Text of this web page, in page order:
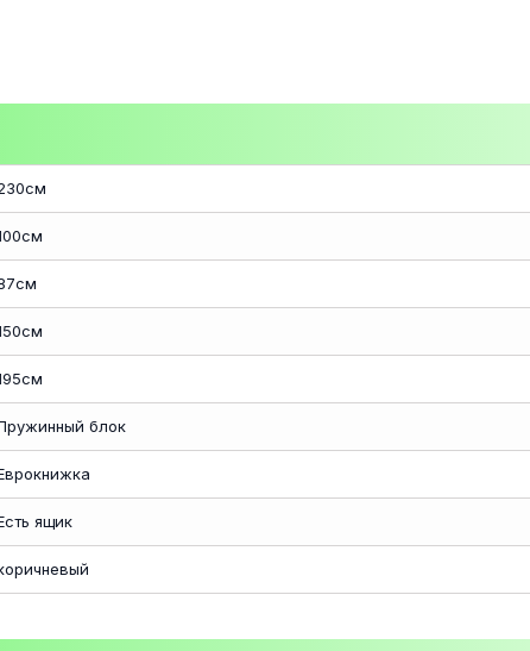
блок
ящик